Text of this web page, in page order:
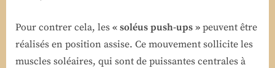
Pour contrer cela, les « soléus push-ups » peuvent être
réalisés en position assise. Ce mouvement sollicite les
muscles soléaires, qui sont de puissantes centrales à